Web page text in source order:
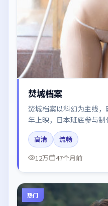
焚城档案
焚城档案以科幻为主线
年上映，日本班底参与
中呈现细腻表演，影像
绪曲线。
高清
流畅
12万
47个月前
热门